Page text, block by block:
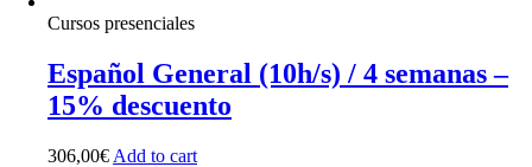
Cursos presenciales
Español General (10h/s) / 4 semanas –
15% descuento
306,00€ Add to cart